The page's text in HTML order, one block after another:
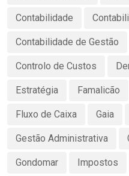
Contabilidade
Contabilidade de Gestão
Controlo de Custos
Estratégia Famalicão
Fluxo de Caixa Gaia
Gestão Administrativa
Gondomar Impostos